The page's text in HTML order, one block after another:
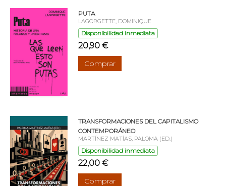
PUTA
LAGORGETTE, DOMINIQUE
Disponibilidad inmediata
20,90 €
Comprar
TRANSFORMACIONES DEL CAPITALISMO
CONTEMPORÁNEO
MARTÍNEZ MATÍAS, PALOMA (ED.)
Disponibilidad inmediata
22,00 €
Comprar